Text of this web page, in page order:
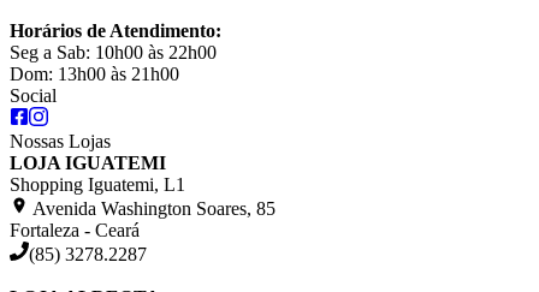
Horários de Atendimento:
Seg a Sab: 10h00 às 22h00
Dom: 13h00 às 21h00
Social
Nossas Lojas
LOJA IGUATEMI
Shopping Iguatemi, L1
Avenida Washington Soares, 85
Fortaleza - Ceará
(85) 3278.2287